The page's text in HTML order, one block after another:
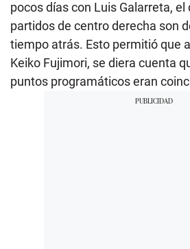
pocos días con Luis Galarreta, el
partidos de centro derecha son
tiempo atrás. Esto permitió que
Keiko Fujimori, se diera cuenta
puntos programáticos eran